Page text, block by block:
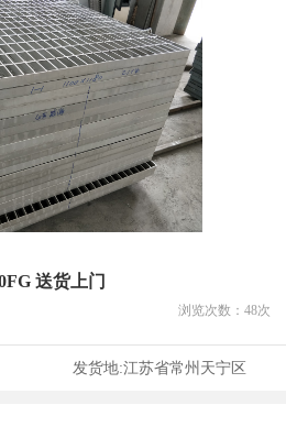
送货上门
浏览次数： 48次
发货地:江苏省常州天宁区